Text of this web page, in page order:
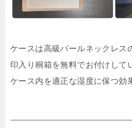
ケースは高級パールネックレス
印入り桐箱を無料でお付けして
ケース内を適正な湿度に保つ効